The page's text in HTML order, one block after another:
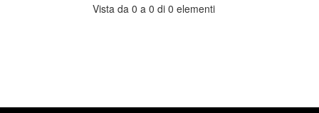
Vista da 0 a 0 di 0 elementi